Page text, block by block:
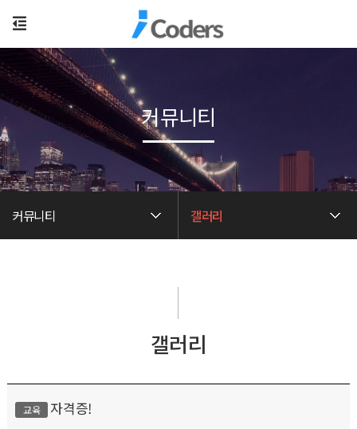
커뮤니티 갤러리
커뮤니티
갤러리
교육 자격증!